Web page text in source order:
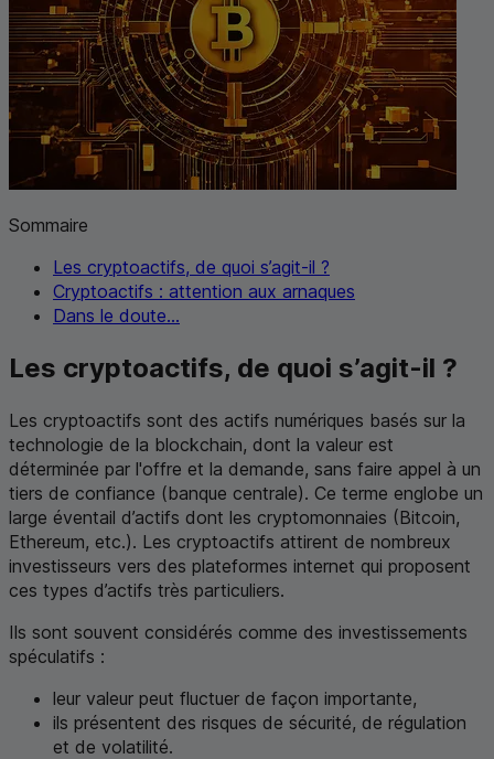
Sommaire
Les cryptoactifs, de quoi s’agit-il ?
Cryptoactifs : attention aux arnaques
Dans le doute...
Les cryptoactifs, de quoi s’agit-il ?
Les cryptoactifs sont des actifs numériques basés sur la
technologie de la blockchain, dont la valeur est
déterminée par l'offre et la demande, sans faire appel à un
tiers de confiance (banque centrale). Ce terme englobe un
large éventail d’actifs dont les cryptomonnaies (Bitcoin,
Ethereum, etc.). Les cryptoactifs attirent de nombreux
investisseurs vers des plateformes internet qui proposent
ces types d’actifs très particuliers.
Ils sont souvent considérés comme des investissements
spéculatifs :
leur valeur peut fluctuer de façon importante,
ils présentent des risques de sécurité, de régulation
et de volatilité.